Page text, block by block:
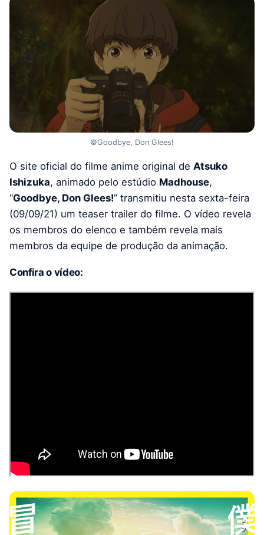
©Goodbye, Don Glees!
O site oficial do filme anime original de Atsuko
Ishizuka, animado pelo estúdio Madhouse,
“Goodbye, Don Glees!” transmitiu nesta sexta-feira
(09/09/21) um teaser trailer do filme. O vídeo revela
os membros do elenco e também revela mais
membros da equipe de produção da animação.
Confira o vídeo: